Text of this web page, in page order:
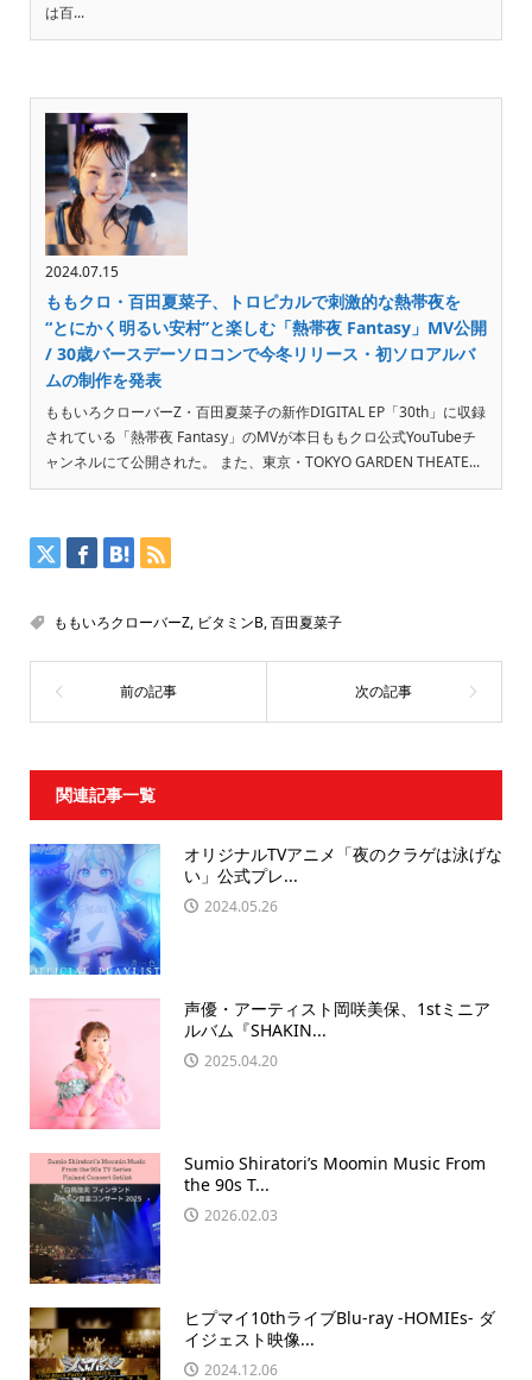
は百...
2024.07.15
ももクロ・百田夏菜子、トロピカルで刺激的な熱帯夜を
“とにかく明るい安村”と楽しむ「熱帯夜 Fantasy」MV公開
/ 30歳バースデーソロコンで今冬リリース・初ソロアルバ
ムの制作を発表
ももいろクローバーZ・百田夏菜子の新作DIGITAL EP「30th」に収録
されている「熱帯夜 Fantasy」のMVが本日ももクロ公式YouTubeチ
ャンネルにて公開された。 また、東京・TOKYO GARDEN THEATE...
ももいろクローバーZ, ビタミンB,百田夏菜子
関連記事一覧
オリジナルTVアニメ「夜のクラゲは泳げな
い」公式プレ...
2024.05.26
声優・アーティスト岡咲美保、1stミニア
ルバム『SHAKIN...
2025.04.20
Sumio Shiratori’s Moomin Music From
the 90s T...
2026.02.03
ヒプマイ10thライブBlu-ray -HOMIEs- ダ
イジェスト映像...
2024.12.06